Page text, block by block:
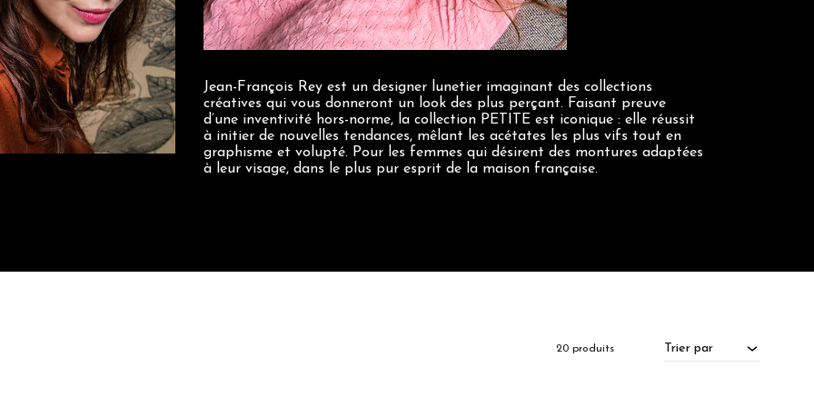
Jean-François Rey est un designer lunetier imaginant des collections
créatives qui vous donneront un look des plus perçant. Faisant preuve
d’une inventivité hors-norme, la collection PETITE est iconique : elle réussit
à initier de nouvelles tendances, mêlant les acétates les plus vifs tout en
graphisme et volupté. Pour les femmes qui désirent des montures adaptées
à leur visage, dans le plus pur esprit de la maison française.
Trier par
20 produits